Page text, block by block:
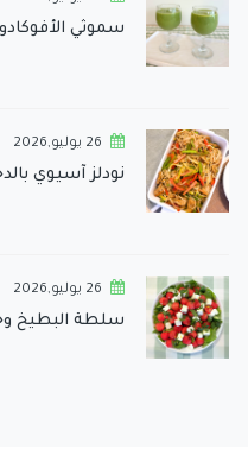
سموثي
26 يوليو,2026
نودلز آسيوي
26 يوليو,2026
سلطة البطيخ